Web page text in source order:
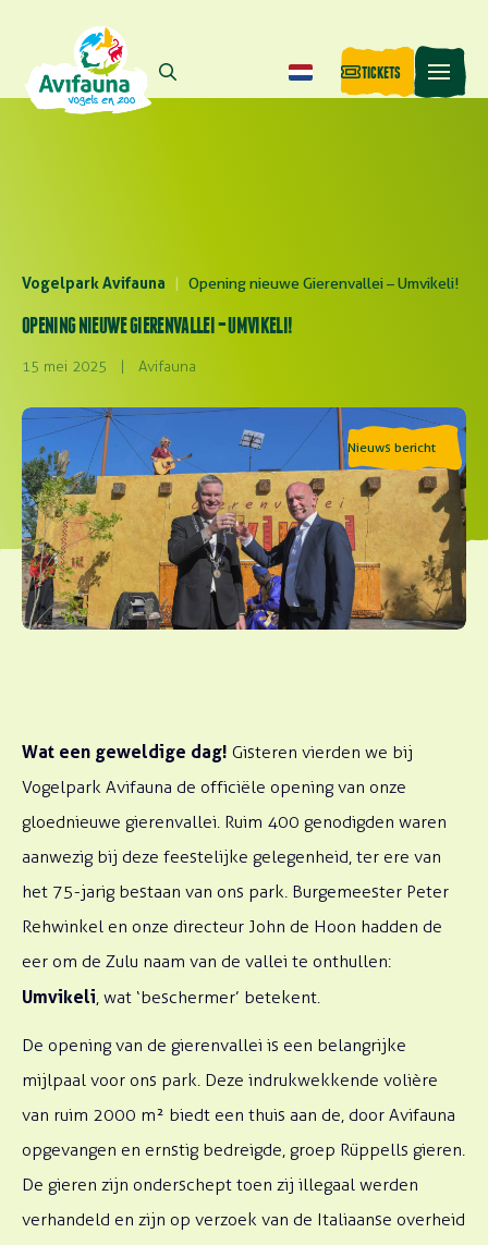
TICKETS
Vogelpark Avifauna | Opening nieuwe Gierenvallei – Umvikeli!
OPENING NIEUWE GIERENVALLEI – UMVIKELI!
15 mei 2025 | Avifauna
Nieuws bericht
Wat een geweldige dag! Gisteren vierden we bij
Vogelpark Avifauna de officiële opening van onze
gloednieuwe gierenvallei. Ruim 400 genodigden waren
aanwezig bij deze feestelijke gelegenheid, ter ere van
het 75-jarig bestaan van ons park. Burgemeester Peter
Rehwinkel en onze directeur John de Hoon hadden de
eer om de Zulu naam van de vallei te onthullen:
Umvikeli, wat ‘beschermer’ betekent.
De opening van de gierenvallei is een belangrijke
mijlpaal voor ons park. Deze indrukwekkende volière
van ruim 2000 m² biedt een thuis aan de, door Avifauna
opgevangen en ernstig bedreigde, groep Rüppells gieren.
De gieren zijn onderschept toen zij illegaal werden
verhandeld en zijn op verzoek van de Italiaanse overheid